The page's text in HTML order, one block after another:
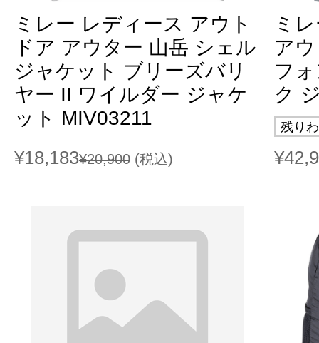
ミレー レディース アウト
ドア アウター 山岳 シェル
ジャケット ブリーズバリ
ヤー II ワイルダー ジャケ
ット MIV03211
¥18,183¥20,900 (税込)
ミ
ア
フ
ク
残り